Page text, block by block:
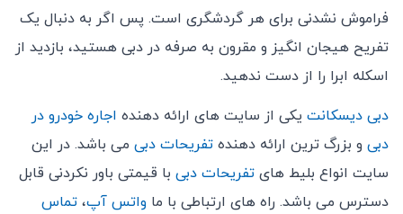
فراموش ‌نشدنی برای هر گردشگری است. پس اگر به دنبال یک
تفریح هیجان ‌انگیز و مقرون ‌به ‌صرفه در دبی هستید، بازدید از
اسکله ابرا را از دست ندهید.
دبی دیسکانت یکی از سایت های ارائه دهنده اجاره خودرو در
دبی و بزرگ ترین ارائه دهنده تفریحات دبی می باشد. در این
سایت انواع بلیط های تفریحات دبی با قیمتی باور نکردنی قابل
دسترس می باشد. راه های ارتباطی با ما واتس آپ، تماس